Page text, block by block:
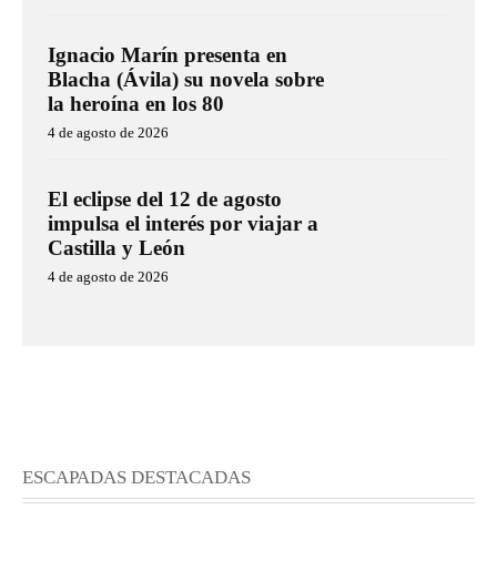
Ignacio Marín presenta en
Blacha (Ávila) su novela sobre
la heroína en los 80
4 de agosto de 2026
El eclipse del 12 de agosto
impulsa el interés por viajar a
Castilla y León
4 de agosto de 2026
ESCAPADAS DESTACADAS